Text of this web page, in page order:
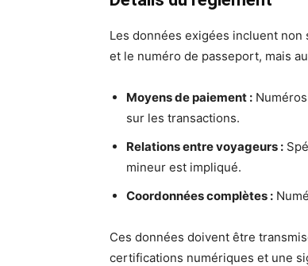
Les données exigées incluent non
et le numéro de passeport, mais
Moyens de paiement :
sur les transactions.
Relations entre voyageurs :
mineur est impliqué.
Coordonnées complètes :
Ces données doivent être
certifications numériques et une